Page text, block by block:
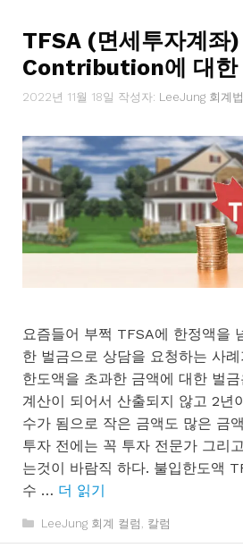
TFSA (면세투자계좌
Contribution에 대한
2022년 11월 18일 작성자: LeeJung 회계
요즘들어 부쩍 TFSA에 한정액을
한 벌금으로 상담을 요청하는 사
한도액을 초과한 금액에 대한 벌
계산이 되어서 산출되지 않고 2년
수가 됨으로 작은 금액도 많은 금
투자 전에는 꼭 투자 전문가 그리
는것이 바람직 하다. 불입한도액
수 … 더 읽기
카
LeeJung 회계 컬럼 , 칼럼